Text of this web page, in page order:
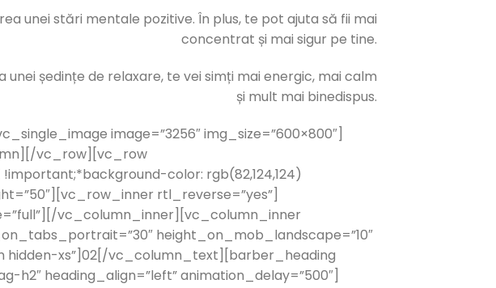
unei stări mentale pozitive. În plus, te pot ajuta să fii mai
concentrat și mai sigur pe tine.
unei ședințe de relaxare, te vei simți mai energic, mai calm
și mult mai binedispus.
image=”3256″ img_size=”600×800″]
vc_row][vc_row
!important;*background-color: rgb(82,124,124)
rtl_reverse=”yes”]
vc_column_inner][vc_column_inner
height_on_mob_landscape=”10″
hidden-xs”]02[/vc_column_text][barber_heading
h2″ heading_align=”left” animation_delay=”500″]